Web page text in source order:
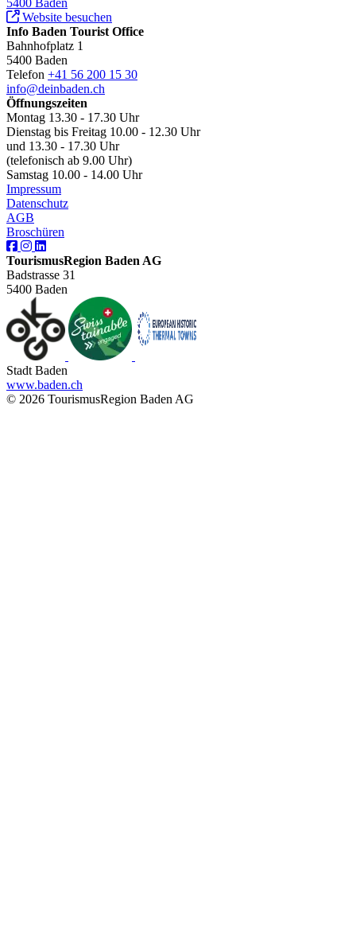
Website besuchen
Info Baden Tourist Office
Bahnhofplatz 1
5400 Baden
Telefon +41 56 200 15 30
info@deinbaden.ch
Öffnungszeiten
Montag 13.30 - 17.30 Uhr
Dienstag bis Freitag 10.00 - 12.30 Uhr
und 13.30 - 17.30 Uhr
(telefonisch ab 9.00 Uhr)
Samstag 10.00 - 14.00 Uhr
Impressum
Datenschutz
AGB
Broschüren
TourismusRegion Baden AG
Badstrasse 31
5400 Baden
Stadt Baden
www.baden.ch
© 2026 TourismusRegion Baden AG